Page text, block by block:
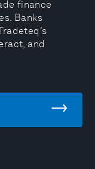
finance
Banks
and